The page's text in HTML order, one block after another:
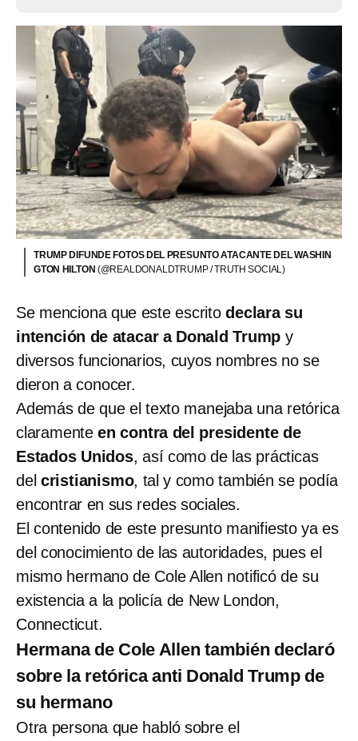
TRUMP DIFUNDE FOTOS DEL PRESUNTO ATACANTE DEL WASHIN
GTON HILTON (@REALDONALDTRUMP / TRUTH SOCIAL)
Se menciona que este escritodeclara su
intención de atacar a Donald Trump y
diversos funcionarios, cuyos nombres no se
dieron a conocer.
Además de que el texto manejaba una retórica
claramenteen contra del presidente de
Estados Unidos, así como de las prácticas
del cristianismo, tal y como también se podía
encontrar en sus redes sociales.
El contenido de este presunto manifiesto ya es
del conocimiento de las autoridades, pues el
mismo hermano de Cole Allen notificó de su
existencia a la policía de New London,
Connecticut.
Hermana de Cole Allen también declaró
sobre la retórica anti Donald Trump de
su hermano
Otra persona que habló sobre el